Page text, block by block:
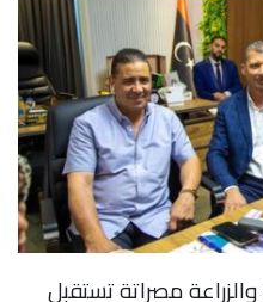
مصراتة تستقبل